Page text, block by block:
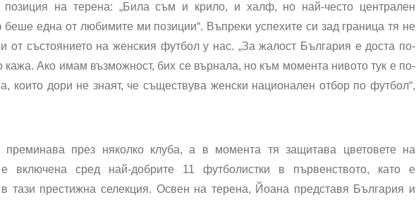
позиция на терена: „Била съм и крило, и халф, но най-често централен
една от любимите ми позиции“. Въпреки успехите си зад граница тя не
от състоянието на женския футбол у нас. „За жалост България е доста по-
кажа. Ако имам възможност, бих се върнала, но към момента нивото тук е по-
които дори не знаят, че съществува женски национален отбор по футбол“,
през няколко клуба, а в момента тя защитава цветовете на
е включена сред най-добрите 11 футболистки в първенството, като е
в тази престижна селекция. Освен на терена, Йоана представя България и